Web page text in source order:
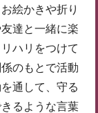
絵かきや折り
達と一緒に楽
ハリをつけて
のもとで活動
通して、守る
るような言葉